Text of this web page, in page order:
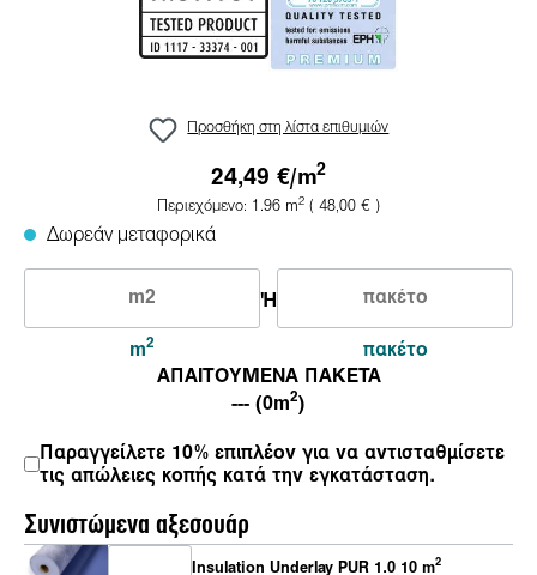
Προσθήκη στη λίστα επιθυμιών
24,49 €/m2
Περιεχόμενο: 1.96 m2 ( 48,00 € )
Δωρεάν μεταφορικά
m2
Ή
πακέτο
ΑΠΑΙΤΟΥΜΕΝΑ ΠΑΚΕΤΑ
--- (0m2)
Παραγγείλετε 10% επιπλέον για να αντισταθμίσετε
τις απώλειες κοπής κατά την εγκατάσταση.
Συνιστώμενα αξεσουάρ
Insulation Underlay PUR 1.0 10 m2